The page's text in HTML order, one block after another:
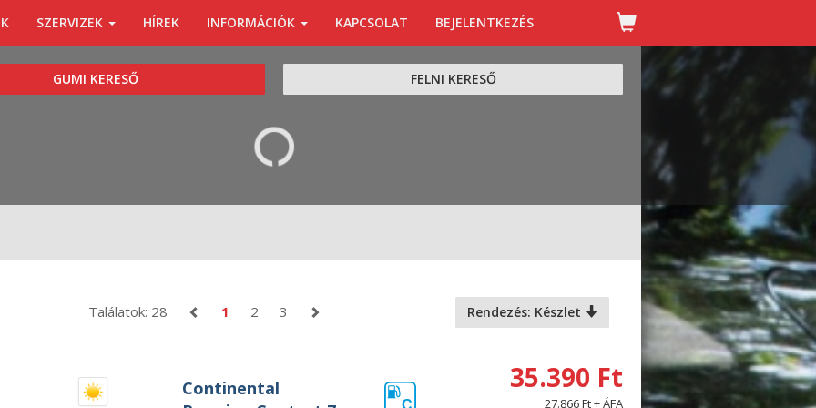
SZERVIZEK HÍREK INFORMÁCIÓK KAPCSOLAT BEJELENTKEZÉS
GUMI KERESŐ FELNI KERESŐ
KERESÉS
Találatok: 28 1 2 3 Rendezés: Készlet
Continental
C
35.390 Ft
27.866 Ft + ÁFA